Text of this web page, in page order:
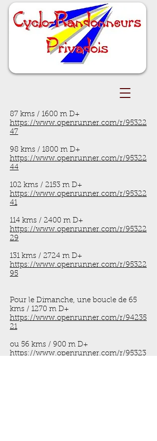
87 kms / 1600 m D+
https://www.openrunner.com/r/95322
47
98 kms / 1800 m D+
https://www.openrunner.com/r/95322
44
102 kms / 2153 m D+
https://www.openrunner.com/r/95322
41
114 kms / 2400 m D+
https://www.openrunner.com/r/95322
29
131 kms / 2724 m D+
https://www.openrunner.com/r/95322
95
Pour le Dimanche, une boucle de 65
kms / 1270 m D+
https://www.openrunner.com/r/94235
21
ou 56 kms / 900 m D+
https://www.openrunner.com/r/95323